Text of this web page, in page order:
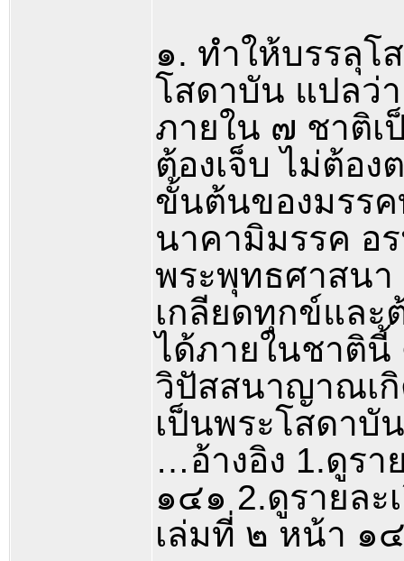
๑. ทำให้บรรลุโ
โสดาบัน แปลว่
ภายใน ๗ ชาติเ
ต้องเจ็บ ไม่ต้อ
ขั้นต้นของมรร
นาคามิมรรค อ
พระพุทธศาสนา
เกลียดทุกข์และ
ได้ภายในชาตินี้
วิปัสสนาญาณเ
เป็นพระโสดา
…อ้างอิง 1.ดูรา
๑๔๑ 2.ดูรายละ
เล่มที่ ๒ หน้า ๑